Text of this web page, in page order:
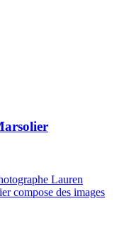
Lauren
compose des images